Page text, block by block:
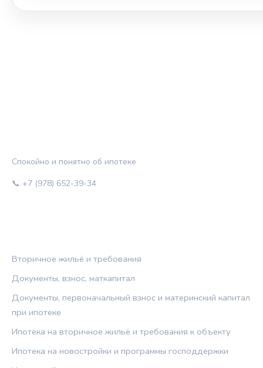
Спокойно и понятно об ипотеке
📞 +7 (978) 652-39-34
Вторичное жильё и требования
Документы, взнос, маткапитал
Документы, первоначальный взнос и материнский капитал
при ипотеке
Ипотека на вторичное жильё и требования к объекту
Ипотека на новостройки и программы господдержки